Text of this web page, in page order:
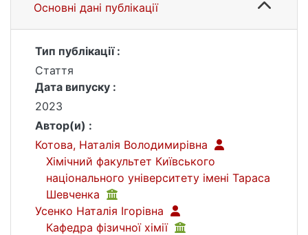
Основні дані публікації
Тип публікації :
Стаття
Дата випуску :
2023
Автор(и) :
Котова, Наталія Володимирівна
Хімічний факультет Київського
національного університету імені Тараса
Шевченка
Усенко Наталія Ігорівна
Кафедра фізичної хімії